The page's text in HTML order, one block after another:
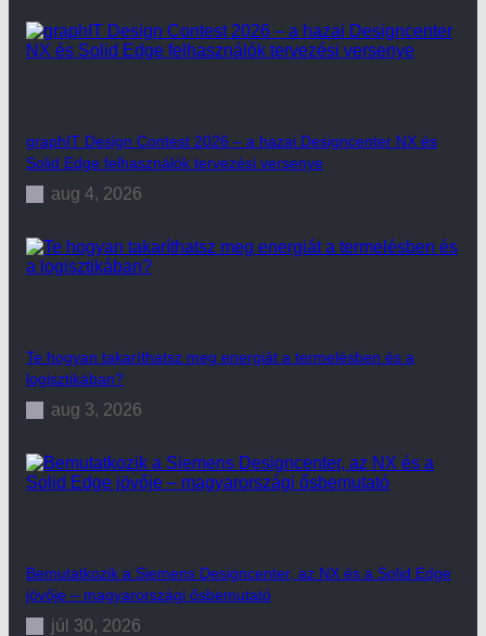
graphIT Design Contest 2026 – a hazai Designcenter NX és
Solid Edge felhasználók tervezési versenye
aug 4, 2026
Te hogyan takaríthatsz meg energiát a termelésben és a
logisztikában?
aug 3, 2026
Bemutatkozik a Siemens Designcenter, az NX és a Solid Edge
jövője – magyarországi ősbemutató
júl 30, 2026